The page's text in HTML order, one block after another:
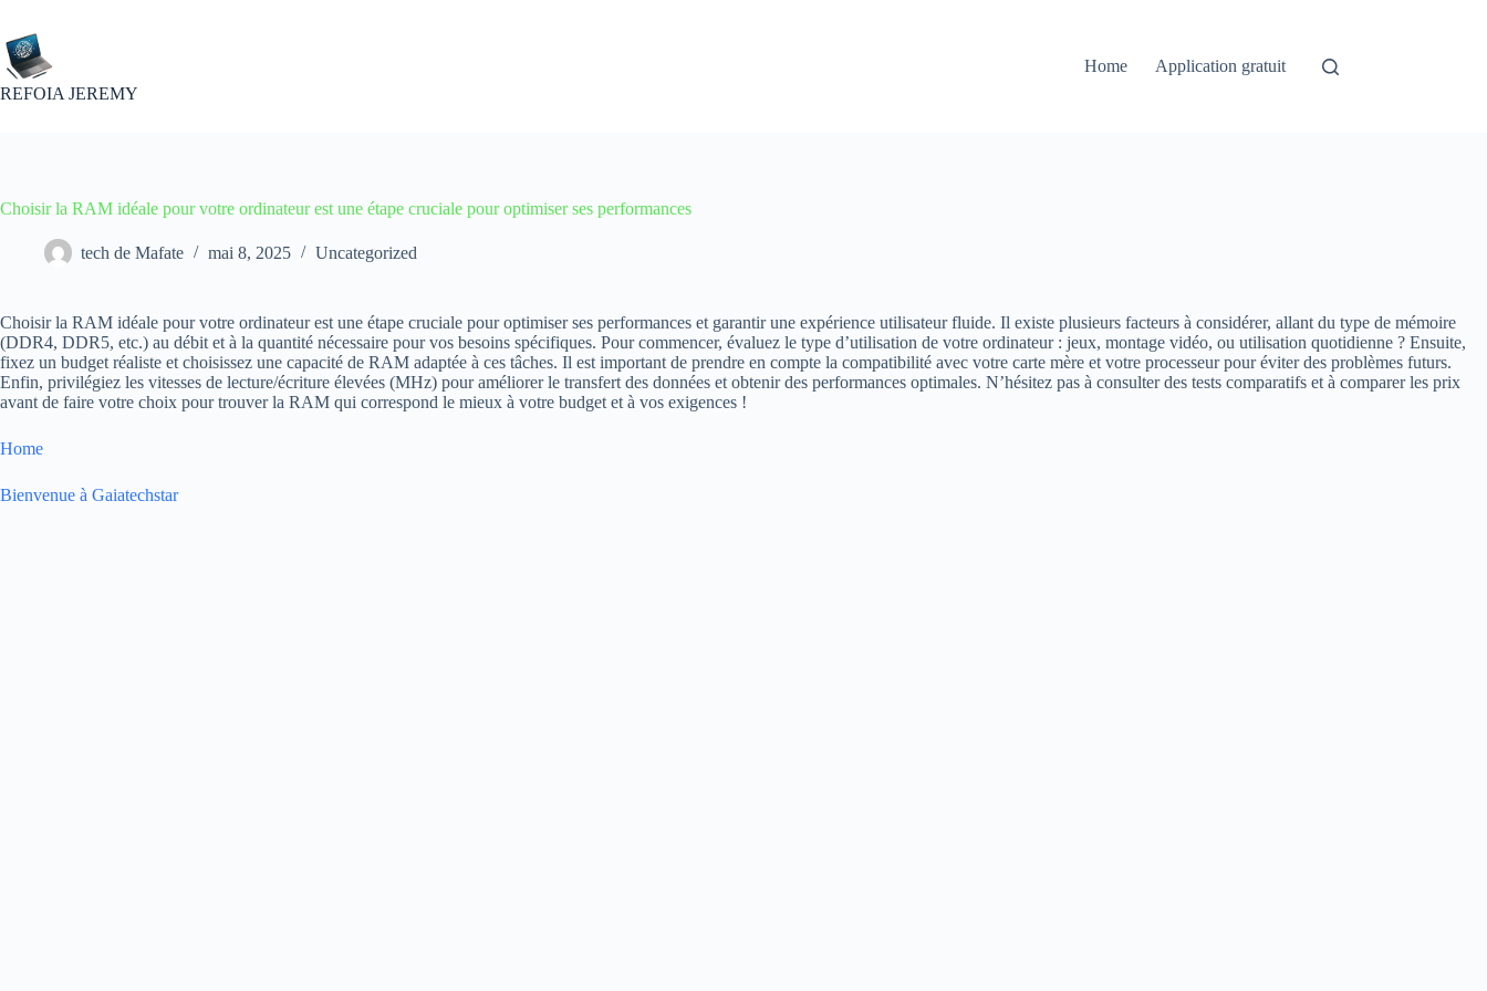
contenu
REFOIA JEREMY
Home Application gratuit
Choisir la RAM idéale pour votre ordinateur est une étape cruciale pour optimiser ses performances
tech de Mafate mai 8, 2025 Uncategorized
Choisir la RAM idéale pour votre ordinateur est une étape cruciale pour optimiser ses performances et garantir une expérience utilisateur fluide. Il existe plusieurs facteurs à considérer, allant du type de mémoire
(DDR4, DDR5, etc.) au débit et à la quantité nécessaire pour vos besoins spécifiques. Pour commencer, évaluez le type d’utilisation de votre ordinateur : jeux, montage vidéo, ou utilisation quotidienne ? Ensuite,
fixez un budget réaliste et choisissez une capacité de RAM adaptée à ces tâches. Il est important de prendre en compte la compatibilité avec votre carte mère et votre processeur pour éviter des problèmes futurs.
Enfin, privilégiez les vitesses de lecture/écriture élevées (MHz) pour améliorer le transfert des données et obtenir des performances optimales. N’hésitez pas à consulter des tests comparatifs et à comparer les prix
avant de faire votre choix pour trouver la RAM qui correspond le mieux à votre budget et à vos exigences !
Home
Bienvenue à Gaiatechstar